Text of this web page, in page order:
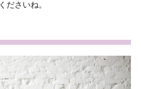
ださいね。